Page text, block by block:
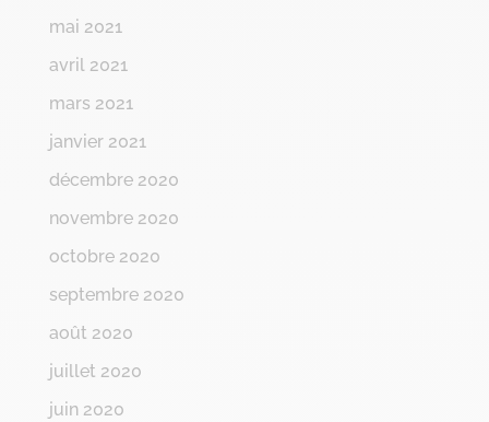
mai 2021
avril 2021
mars 2021
janvier 2021
décembre 2020
novembre 2020
octobre 2020
septembre 2020
août 2020
juillet 2020
juin 2020